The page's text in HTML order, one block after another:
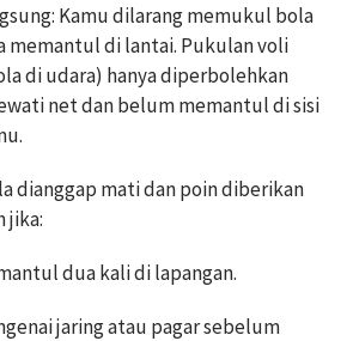
Kamu dilarang memukul bola
memantul di lantai. Pukulan voli
di udara) hanya diperbolehkan
net dan belum memantul di sisi
dianggap mati dan poin diberikan
jika:
dua kali di lapangan.
jaring atau pagar sebelum